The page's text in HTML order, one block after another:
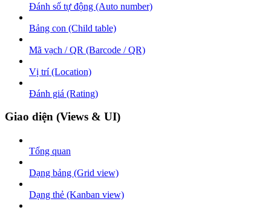
Đánh số tự động (Auto number)
Bảng con (Child table)
Mã vạch / QR (Barcode / QR)
Vị trí (Location)
Đánh giá (Rating)
Giao diện (Views & UI)
Tổng quan
Dạng bảng (Grid view)
Dạng thẻ (Kanban view)